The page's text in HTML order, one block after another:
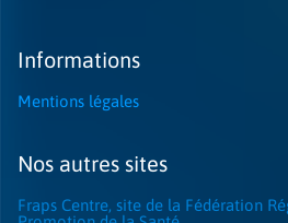
Informations
Mentions légales
Nos autres sites
Fraps Centre, site de la Fédération